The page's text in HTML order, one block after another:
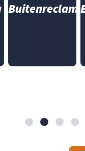
Buitenreclame